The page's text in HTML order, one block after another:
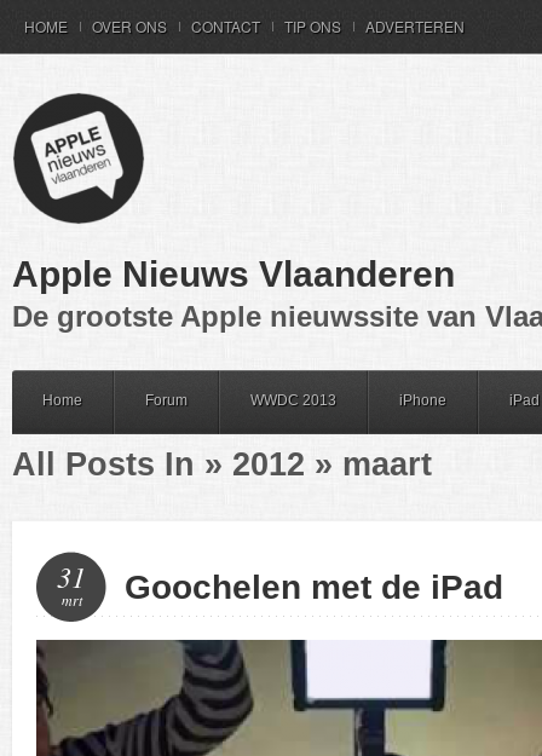
HOME OVER ONS CONTACT TIP ONS ADVERTEREN
Apple Nieuws Vlaanderen
De grootste Apple nieuwssite van
Home Forum WWDC 2013 iPhone iPad
All Posts In » 2012 » maart
31
mrt Goochelen met de iPad